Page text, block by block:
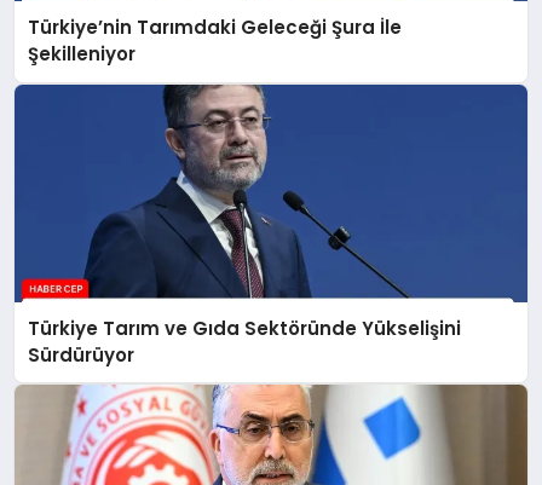
Türkiye’nin Tarımdaki Geleceği Şura İle
Şekilleniyor
Türkiye Tarım ve Gıda Sektöründe Yükselişini
Sürdürüyor